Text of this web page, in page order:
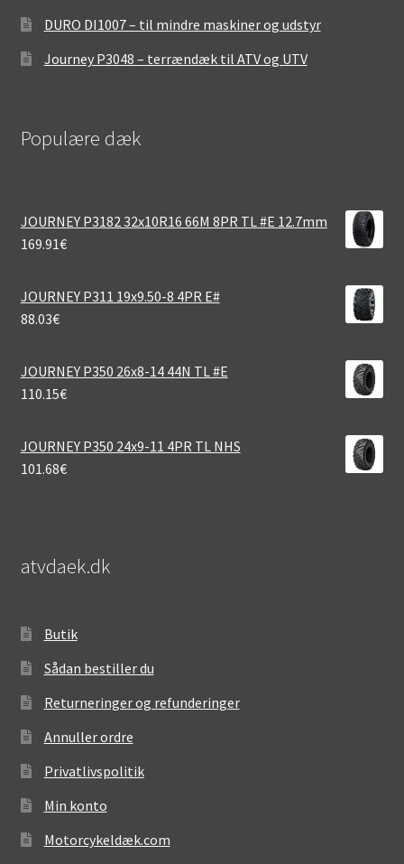
DURO DI1007 – til mindre maskiner og udstyr
Journey P3048 – terrændæk til ATV og UTV
Populære dæk
JOURNEY P3182 32x10R16 66M 8PR TL #E 12.7mm
169.91€
JOURNEY P311 19x9.50-8 4PR E#
88.03€
JOURNEY P350 26x8-14 44N TL #E
110.15€
JOURNEY P350 24x9-11 4PR TL NHS
101.68€
atvdaek.dk
Butik
Sådan bestiller du
Returneringer og refunderinger
Annuller ordre
Privatlivspolitik
Min konto
Motorcykeldæk.com